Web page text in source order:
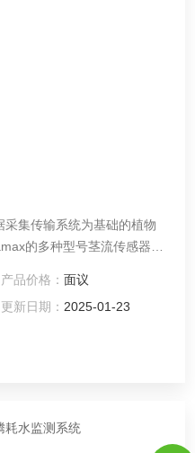
集传输系统为基础的植物
的多种型号茎流传感器，
SapIP节点采集的数据上传
数据的云管理。
产品价格： 面议
更新日期： 2025-01-23